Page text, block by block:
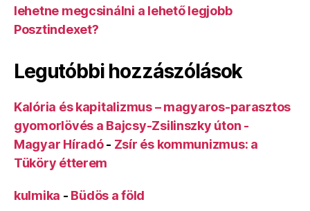
lehetne megcsinálni a lehető legjobb
Posztindexet?
Legutóbbi hozzászólások
Kalória és kapitalizmus – magyaros-parasztos
gyomorlövés a Bajcsy-Zsilinszky úton -
Magyar Híradó- Zsír és kommunizmus: a
Tüköry étterem
kulmika - Büdös a föld